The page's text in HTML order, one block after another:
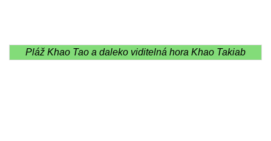
Pláž Khao Tao a daleko viditelná hora Khao Takiab